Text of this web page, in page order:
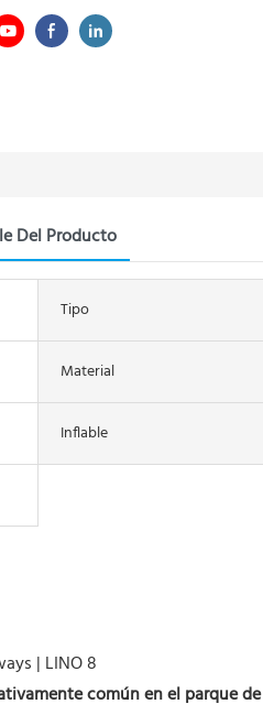
Del Producto
Tipo
Material
Inflable
común en el parque